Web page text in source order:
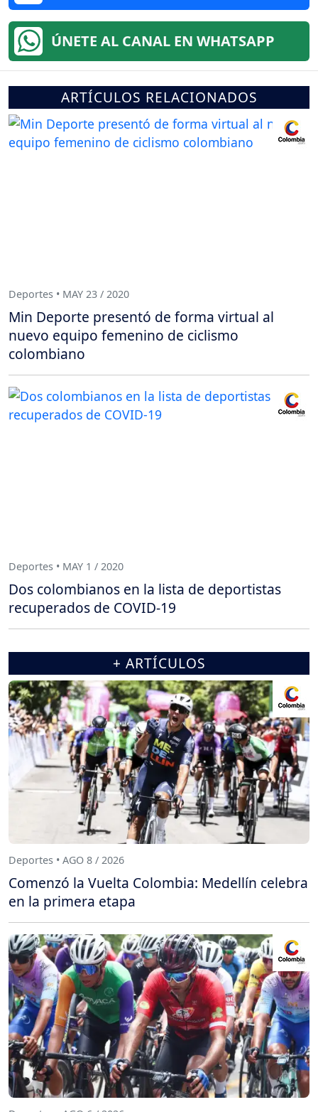
ÚNETE AL CANAL EN WHATSAPP
ARTÍCULOS RELACIONADOS
Deportes • MAY 23 / 2020
Min Deporte presentó de forma virtual al
nuevo equipo femenino de ciclismo
colombiano
Deportes • MAY 1 / 2020
Dos colombianos en la lista de deportistas
recuperados de COVID-19
+ ARTÍCULOS
Deportes • AGO 8 / 2026
Comenzó la Vuelta Colombia: Medellín celebra
en la primera etapa